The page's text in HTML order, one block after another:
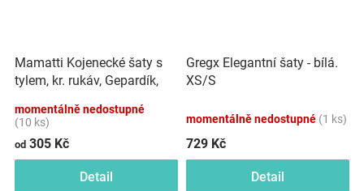
Mamatti Kojenecké šaty s
tylem, kr. rukáv, Gepardík,
momentálně nedostupné
(10 ks)
od 305 Kč
Detail
Gregx Elegantní šaty - bílá.
XS/S
momentálně nedostupné (1 ks)
729 Kč
Detail